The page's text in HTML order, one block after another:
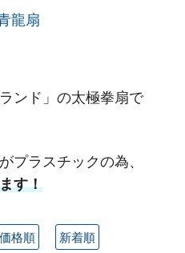
龍扇
ンド」の太極拳扇で
プラスチックの為、
す！
価格順 新着順